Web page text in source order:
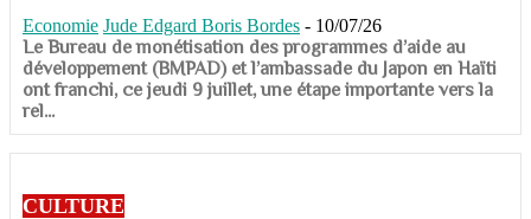
Economie Jude Edgard Boris Bordes - 10/07/26
​​​​​​​Le Bureau de monétisation des programmes d’aide au
développement (BMPAD) et l’ambassade du Japon en Haïti
ont franchi, ce jeudi 9 juillet, une étape importante vers la
rel...
CULTURE